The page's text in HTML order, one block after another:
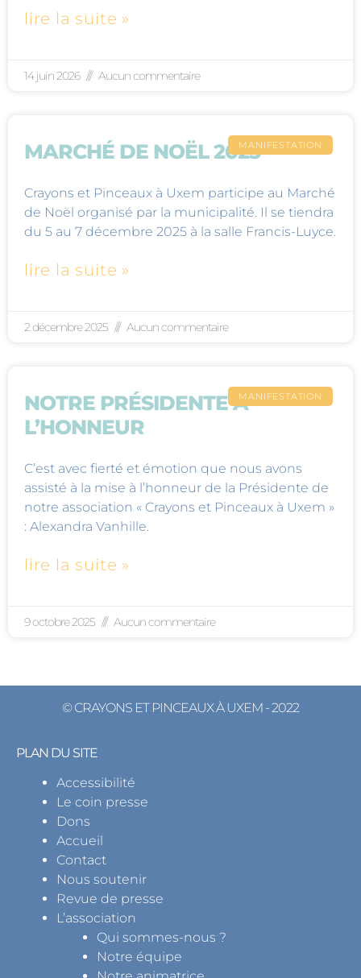
lire la suite »
14 juin 2026 Aucun commentaire
MANIFESTATION
MARCHÉ DE NOËL 2025
Crayons et Pinceaux à Uxem participe au Marché
de Noël organisé par la municipalité. Il se tiendra
du 5 au 7 décembre 2025 à la salle Francis-Luyce.
lire la suite »
2 décembre 2025 Aucun commentaire
MANIFESTATION
NOTRE PRÉSIDENTE À
L’HONNEUR
C’est avec fierté et émotion que nous avons
assisté à la mise à l’honneur de la Présidente de
notre association « Crayons et Pinceaux à Uxem »
: Alexandra Vanhille.
lire la suite »
9 octobre 2025 Aucun commentaire
© CRAYONS ET PINCEAUX À UXEM - 2022
PLAN DU SITE
Accessibilité
Le coin presse
Dons
Accueil
Contact
Nous soutenir
Revue de presse
L’association
Qui sommes-nous ?
Notre équipe